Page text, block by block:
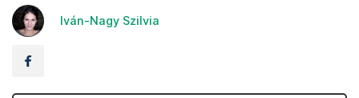
Iván-Nagy Szilvia